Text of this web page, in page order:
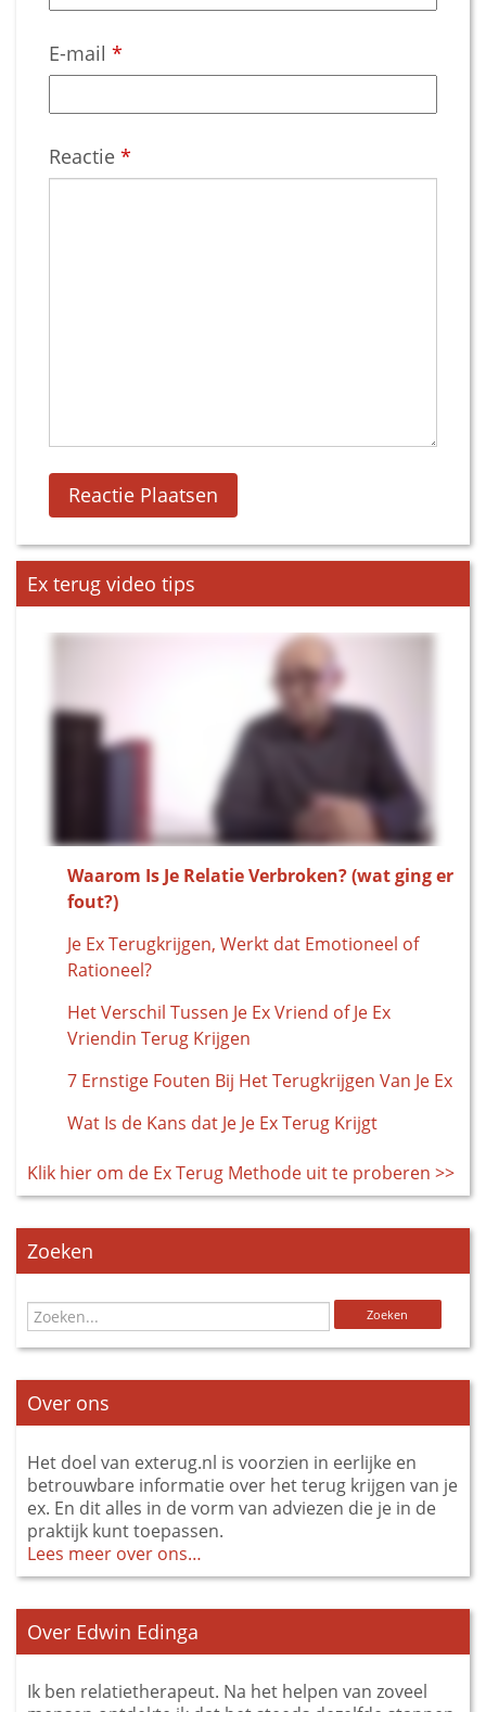
E-mail *
Reactie *
Ex terug video tips
Waarom Is Je Relatie Verbroken? (wat ging er
fout?)
Je Ex Terugkrijgen, Werkt dat Emotioneel of
Rationeel?
Het Verschil Tussen Je Ex Vriend of Je Ex
Vriendin Terug Krijgen
7 Ernstige Fouten Bij Het Terugkrijgen Van Je Ex
Wat Is de Kans dat Je Je Ex Terug Krijgt
Klik hier om de Ex Terug Methode uit te proberen >>
Zoeken
Over ons
Het doel van exterug.nl is voorzien in eerlijke en
betrouwbare informatie over het terug krijgen van je
ex. En dit alles in de vorm van adviezen die je in de
praktijk kunt toepassen.
Lees meer over ons…
Over Edwin Edinga
Ik ben relatietherapeut. Na het helpen van zoveel